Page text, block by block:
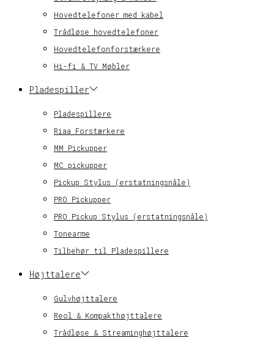
Hovedtelefoner med kabel
Trådløse hovedtelefoner
Hovedtelefonforstærkere
Hi-fi & TV Møbler
Pladespiller
Pladespillere
Riaa Forstærkere
MM Pickupper
MC pickupper
Pickup Stylus (erstatningsnåle)
PRO Pickupper
PRO Pickup Stylus (erstatningsnåle)
Tonearme
Tilbehør til Pladespillere
Højttalere
Gulvhøjttalere
Reol & Kompakthøjttalere
Trådløse & Streaminghøjttalere